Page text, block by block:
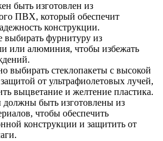
быть изготовлен из
ПВХ, который обеспечит
конструкции.
фурнитуру из
или алюминия, чтобы избежать
выбирать стеклопакеты с высокой
от ультрафиолетовых лучей,
выцветание и желтение пластика.
быть изготовлены из
чтобы обеспечить
конструкции и защитить от